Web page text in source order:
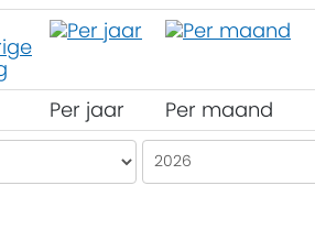
Per jaar Per maand